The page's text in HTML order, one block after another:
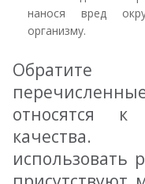
нанося вред
организму.
относятся к
качества.
использовать